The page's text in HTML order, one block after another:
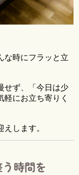
な時にフラッと立
せず、「今日は少
軽にお立ち寄りく
します。
時間を